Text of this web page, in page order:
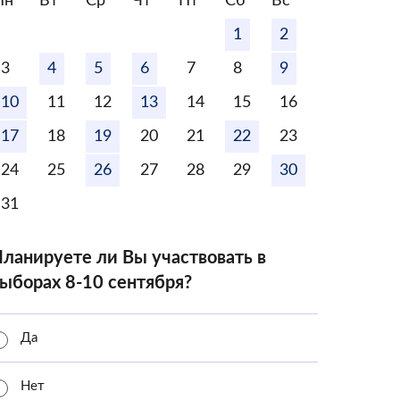
1 2
3 4 5 6 7 8 9
10 11 12 13 14 15 16
17 18 19 20 21 22 23
24 25 26 27 28 29 30
31
ли Вы участвовать в
8-10 сентября?
Да
Нет